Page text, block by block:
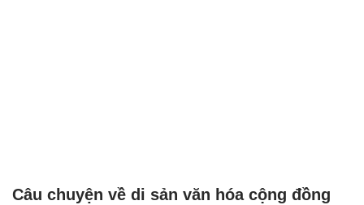
Câu chuyện về di sản văn hóa cộng đồng